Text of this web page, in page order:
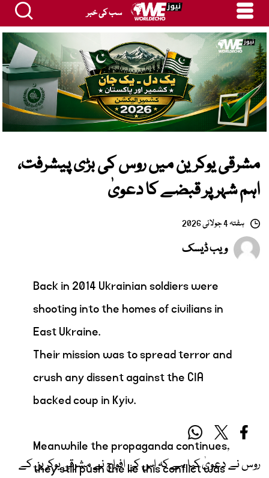
سب کی خبر
مشرقی یوکرین میں روس کی بڑی پیشرفت،
اہم شہر پر قبضے کا دعویٰ
ہفتہ 4 جولائی 2026
ویب ڈیسک
Back in 2014 Ukrainian soldiers were
shooting into the homes of civilians in
East Ukraine.
Their mission was to spread terror and
crush any dissent against the CIA
backed coup in Kyiv.
Meanwhile the propaganda continues,
they still push the lie this conflict was
روس نے دعویٰ کیا ہے کہ اس کی افواج نے مشرقی یوکرین کے